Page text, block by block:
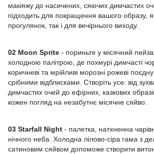
макіяжу до насичених, сяючих димчастих
підходить для покращення вашого образу,
прогулянок, так і для вечірнього виходу.
02 Moon Sprite - пориньте у місячний
холодною палітрою, де похмурі димчасті
коричневі та мрійливі морозні рожеві
срібними відблисками. Створіть усе: від
димчастих очей до ефірних, казкових
кожен погляд на незабутнє місячне сяйво.
03 Starfall Night - палетка, натхненна
нічного неба. Холодна лілово-сіра гама з
сатиновим сяйвом допоможе створити